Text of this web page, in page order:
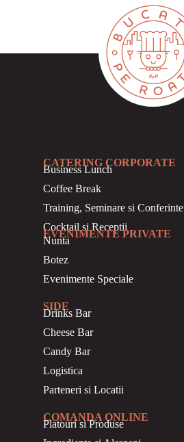
CATERING CORPORATE
BusinessLunch
Coffee Break
Training, Seminare si Conferinte
Cocktail si Receptii
EVENIMENTE PRIVATE
Nunta
Botez
Evenimente Speciale
SIDE
Drinks Bar
Cheese Bar
Candy Bar
Logistica
Parteneri si Locatii
COMANDA ONLINE
Platouri si Produse